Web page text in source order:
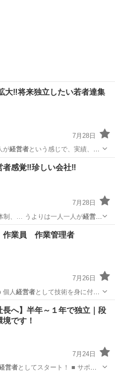
大‼️将来独立したい若者達集
7月28日
が経営者という感じで、実績、頑
若者
者感覚‼️珍しい会社‼️
7月28日
制、… うよりは一人一人が経営者
者
業員 作業管理者
7月26日
個人 経営者として技術を身に付け
その他
長へ】半年～１年で独立｜段
です！
7月24日
営者としてスタート！ ■ サポ